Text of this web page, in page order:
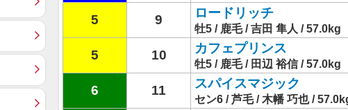
5 9 ロードリッチ
牡5 / 鹿毛 / 吉田 隼人 / 57.0kg
5 10 カフェプリンス
牡5 / 鹿毛 / 田辺 裕信 / 57.0kg
6 11 スパイスマジック
セン6 / 芦毛 / 木幡 巧也 /